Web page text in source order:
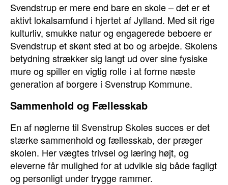
Svendstrup er mere end bare en skole – det er et
aktivt lokalsamfund i hjertet af Jylland. Med sit rige
kulturliv, smukke natur og engagerede beboere er
Svendstrup et skønt sted at bo og arbejde. Skolens
betydning strækker sig langt ud over sine fysiske
mure og spiller en vigtig rolle i at forme næste
generation af borgere i Svenstrup Kommune.
Sammenhold og Fællesskab
En af nøglerne til Svenstrup Skoles succes er det
stærke sammenhold og fællesskab, der præger
skolen. Her vægtes trivsel og læring højt, og
eleverne får mulighed for at udvikle sig både fagligt
og personligt under trygge rammer.